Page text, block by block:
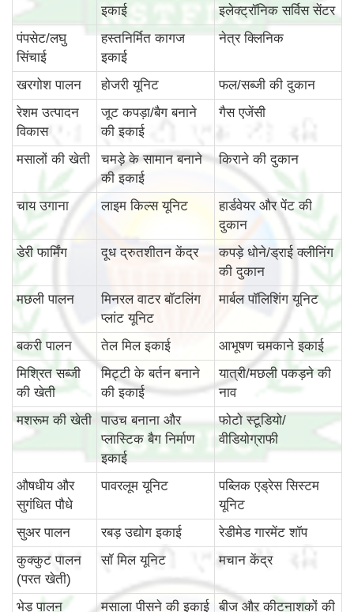
इकाई
इलेक्ट्रॉनिक सर्विस सेंटर
पंपसेट/लघु
सिंचाई
हस्तनिर्मित कागज
इकाई
नेत्र क्लिनिक
खरगोश पालन होजरी यूनिट
फल/सब्जी की दुकान
रेशम उत्पादन
विकास
जूट कपड़ा/बैग बनाने
की इकाई
गैस एजेंसी
मसालों की खेती
चमड़े के सामान बनाने
की इकाई
किराने की दुकान
चाय उगाना लाइम किल्स यूनिट
हार्डवेयर और पेंट की
दुकान
डेरी फार्मिंग
दूध द्रुतशीतन केंद्र
कपड़े धोने/ड्राई क्लीनिंग
की दुकान
मछली पालन
मिनरल वाटर बॉटलिंग
प्लांट यूनिट
मार्बल पॉलिशिंग यूनिट
बकरी पालन तेल मिल इकाई
आभूषण चमकाने इकाई
मिश्रित सब्जी
की खेती
मिट्टी के बर्तन बनाने
की इकाई
यात्री/मछली पकड़ने की
नाव
मशरूम की खेती
पाउच बनाना और
प्लास्टिक बैग निर्माण
इकाई
फोटो स्टूडियो/
वीडियोग्राफी
औषधीय और
सुगंधित पौधे
पावरलूम यूनिट
पब्लिक एड्रेस सिस्टम
यूनिट
सुअर पालन
रबड़ उद्योग इकाई
रेडीमेड गारमेंट शॉप
कुक्कुट पालन
(परत खेती)
सॉ मिल यूनिट मचान केंद्र
भेड़ पालन मसाला पीसने की इकाई बीज और कीटनाशकों की